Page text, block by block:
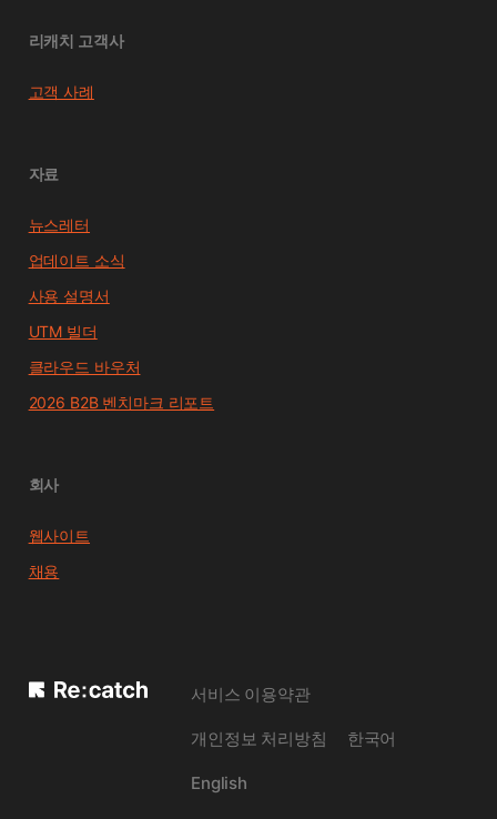
리캐치 고객사
고객 사례
자료
뉴스레터
업데이트 소식
사용 설명서
UTM 빌더
클라우드 바우처
2026 B2B 벤치마크 리포트
회사
웹사이트
채용
서비스 이용약관
개인정보 처리방침 한국어
English